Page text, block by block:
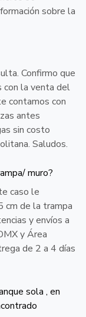
sobre la
Confirmo que
con la venta del
contamos con
antes
sin costo
Saludos.
muro?
caso le
cm de la trampa
y envíos a
y Área
de 2 a 4 días
sola , en